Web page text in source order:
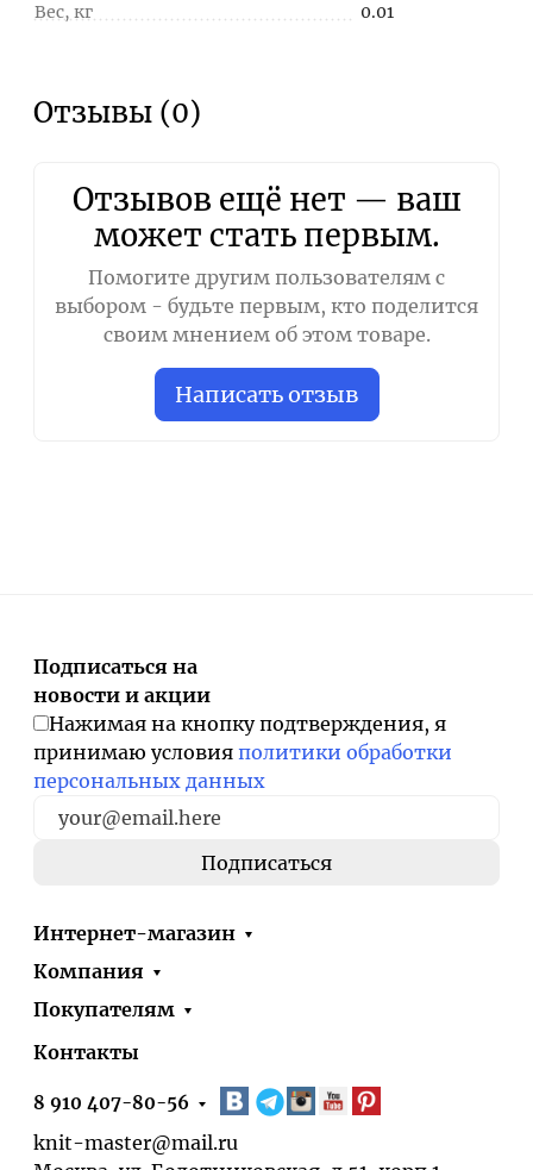
Вес, кг 0.01
Отзывы (0)
Отзывов ещё нет — ваш
может стать первым.
Помогите другим пользователям с
выбором - будьте первым, кто поделится
своим мнением об этом товаре.
Написать отзыв
Подписаться на
новости и акции
Нажимая на кнопку подтверждения, я
принимаю условия политики обработки
персональных данных
Интернет-магазин
Компания
Покупателям
Контакты
8 910 407-80-56
knit-master@mail.ru